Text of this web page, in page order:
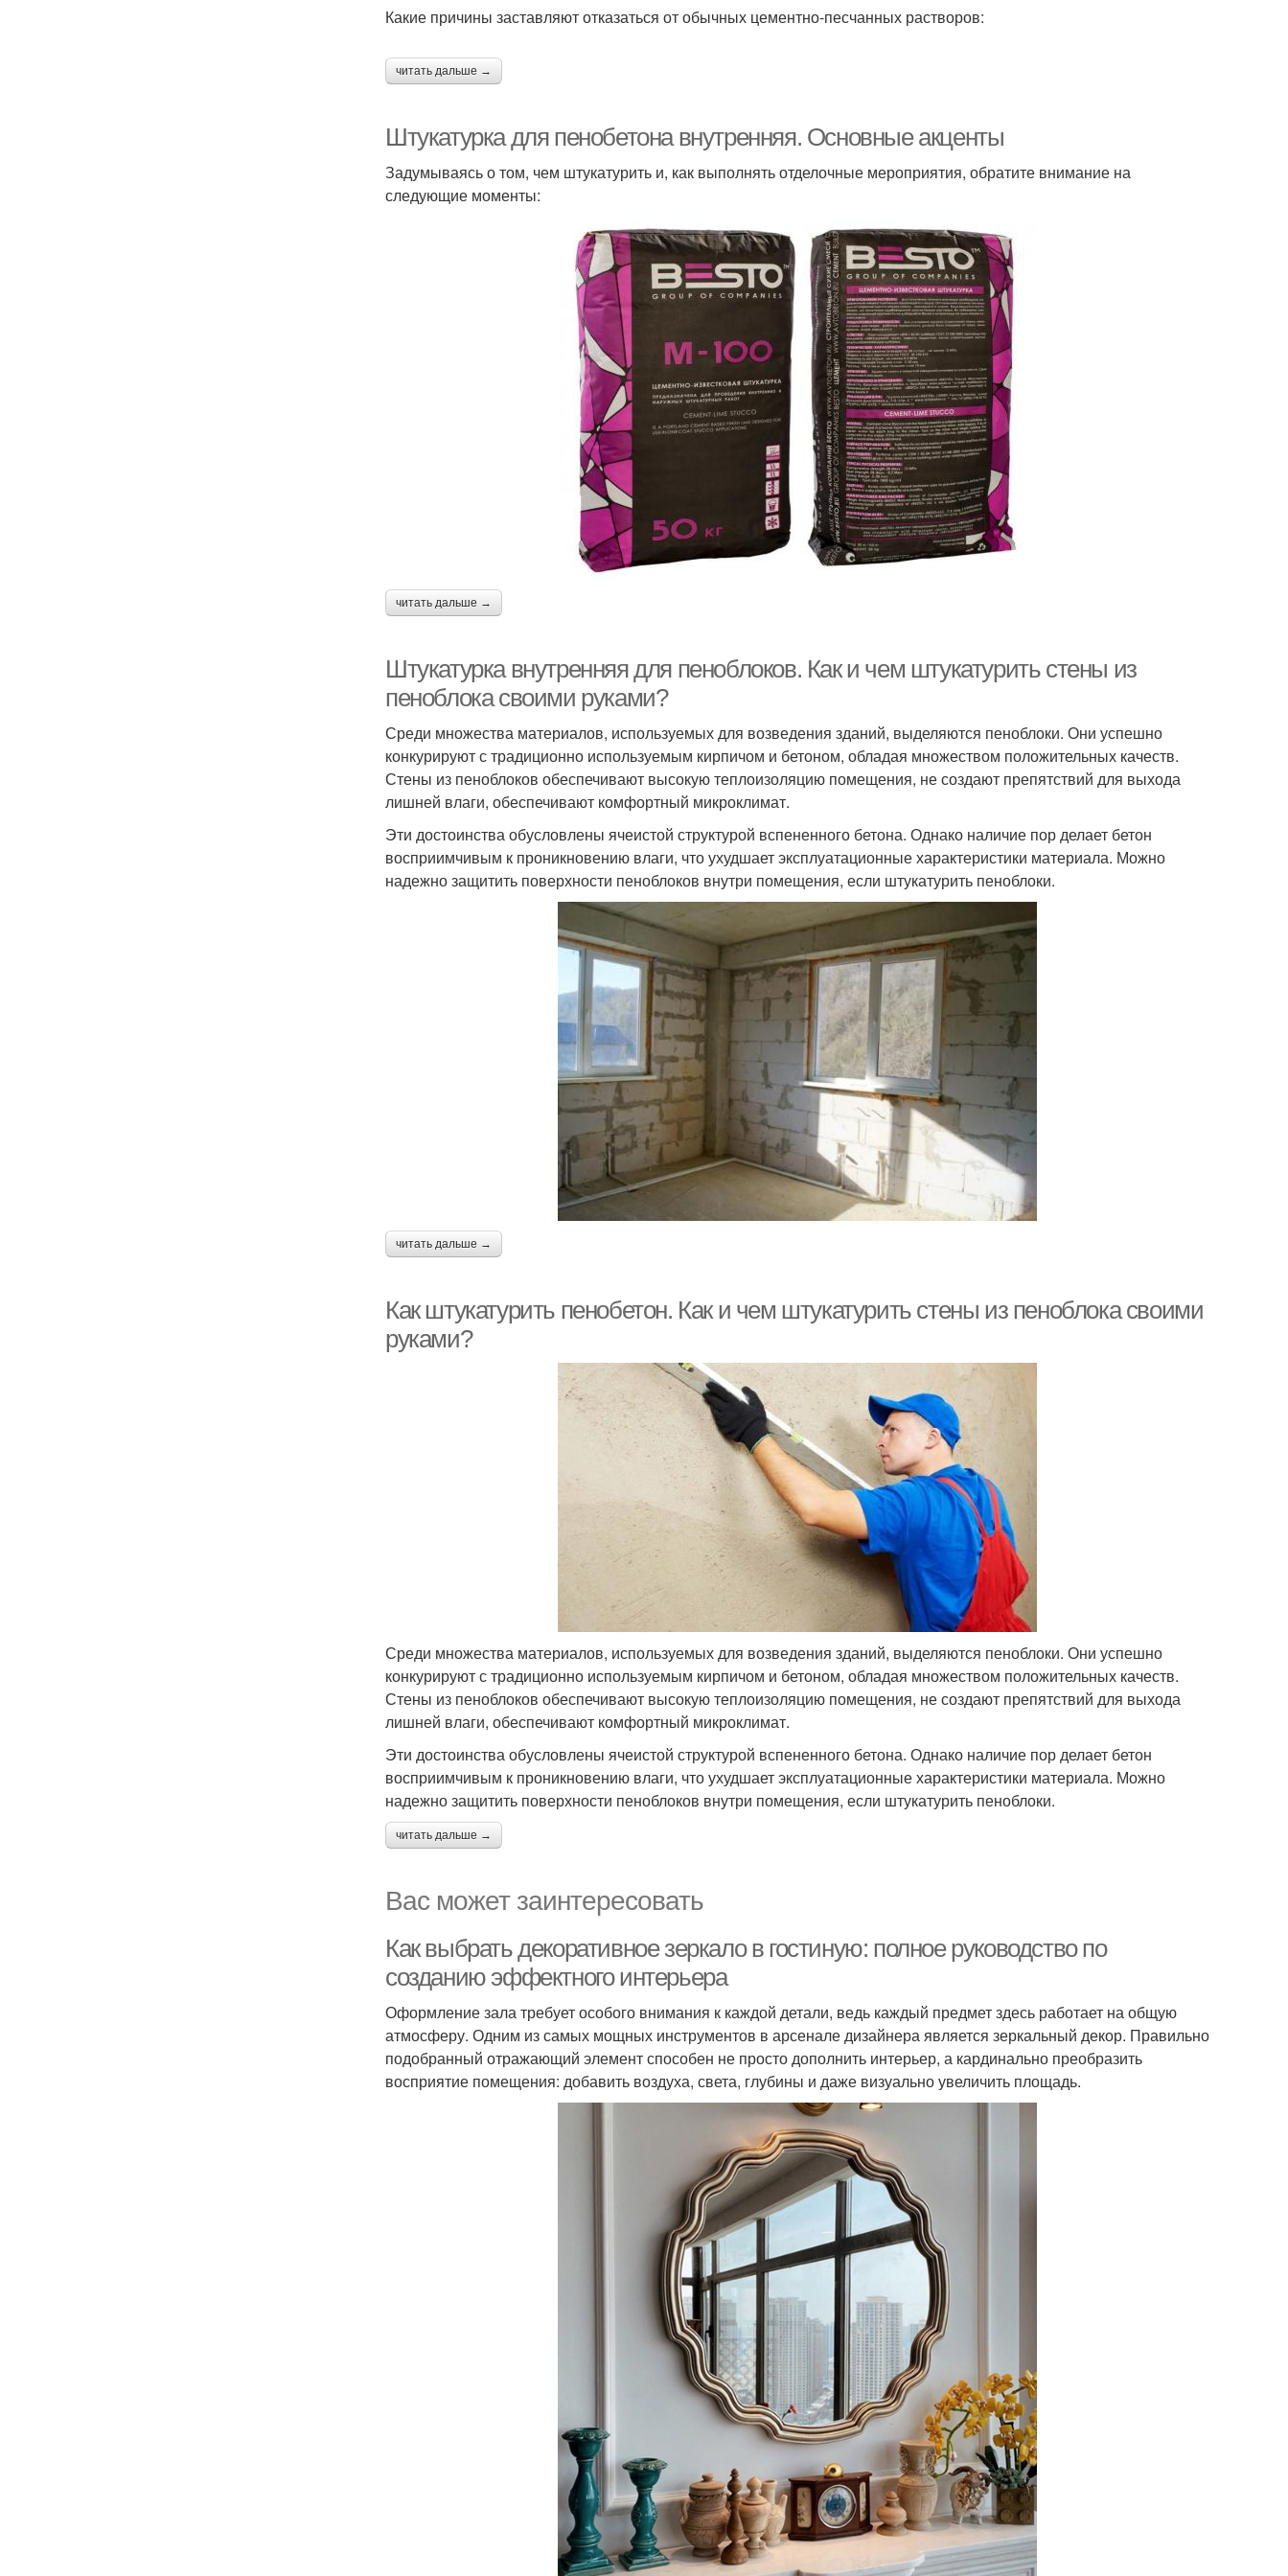
Какие причины заставляют отказаться от обычных цементно-песчанных растворов:
читать дальше →
Штукатурка для пенобетона внутренняя. Основные акценты
Задумываясь о том, чем штукатурить и, как выполнять отделочные мероприятия, обратите внимание на
следующие моменты:
читать дальше →
Штукатурка внутренняя для пеноблоков. Как и чем штукатурить стены из
пеноблока своими руками?
Среди множества материалов, используемых для возведения зданий, выделяются пеноблоки. Они успешно
конкурируют с традиционно используемым кирпичом и бетоном, обладая множеством положительных качеств.
Стены из пеноблоков обеспечивают высокую теплоизоляцию помещения, не создают препятствий для выхода
лишней влаги, обеспечивают комфортный микроклимат.
Эти достоинства обусловлены ячеистой структурой вспененного бетона. Однако наличие пор делает бетон
восприимчивым к проникновению влаги, что ухудшает эксплуатационные характеристики материала. Можно
надежно защитить поверхности пеноблоков внутри помещения, если штукатурить пеноблоки.
читать дальше →
Как штукатурить пенобетон. Как и чем штукатурить стены из пеноблока своими
руками?
Среди множества материалов, используемых для возведения зданий, выделяются пеноблоки. Они успешно
конкурируют с традиционно используемым кирпичом и бетоном, обладая множеством положительных качеств.
Стены из пеноблоков обеспечивают высокую теплоизоляцию помещения, не создают препятствий для выхода
лишней влаги, обеспечивают комфортный микроклимат.
Эти достоинства обусловлены ячеистой структурой вспененного бетона. Однако наличие пор делает бетон
восприимчивым к проникновению влаги, что ухудшает эксплуатационные характеристики материала. Можно
надежно защитить поверхности пеноблоков внутри помещения, если штукатурить пеноблоки.
читать дальше →
Вас может заинтересовать
Как выбрать декоративное зеркало в гостиную: полное руководство по
созданию эффектного интерьера
Оформление зала требует особого внимания к каждой детали, ведь каждый предмет здесь работает на общую
атмосферу. Одним из самых мощных инструментов в арсенале дизайнера является зеркальный декор. Правильно
подобранный отражающий элемент способен не просто дополнить интерьер, а кардинально преобразить
восприятие помещения: добавить воздуха, света, глубины и даже визуально увеличить площадь.